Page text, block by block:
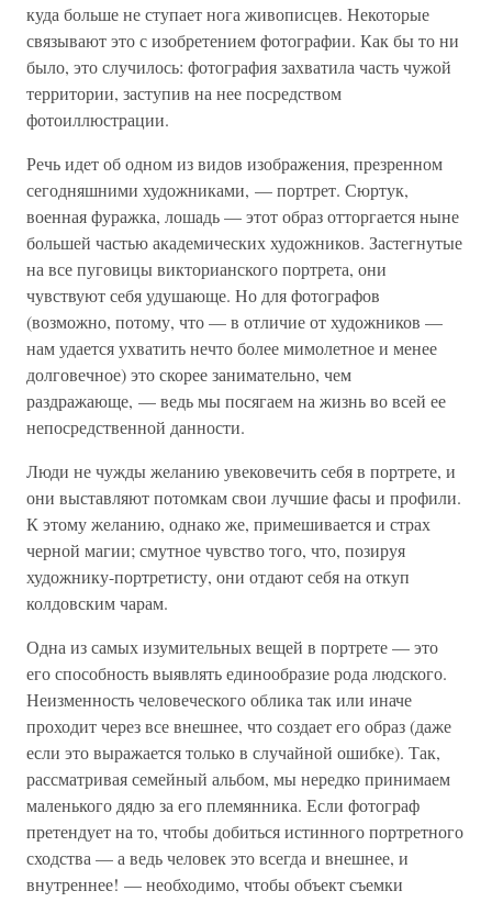
куда больше не ступает нога живописцев. Некоторые
связывают это с изобретением фотографии. Как бы то ни
было, это случилось: фотография захватила часть чужой
территории, заступив на нее посредством
фотоиллюстрации.
Речь идет об одном из видов изображения, презренном
сегодняшними художниками, — портрет. Сюртук,
военная фуражка, лошадь — этот образ отторгается ныне
большей частью академических художников. Застегнутые
на все пуговицы викторианского портрета, они
чувствуют себя удушающе. Но для фотографов
(возможно, потому, что — в отличие от художников —
нам удается ухватить нечто более мимолетное и менее
долговечное) это скорее занимательно, чем
раздражающе, — ведь мы посягаем на жизнь во всей ее
непосредственной данности.
Люди не чужды желанию увековечить себя в портрете, и
они выставляют потомкам свои лучшие фасы и профили.
К этому желанию, однако же, примешивается и страх
черной магии; смутное чувство того, что, позируя
художнику-портретисту, они отдают себя на откуп
колдовским чарам.
Одна из самых изумительных вещей в портрете — это
его способность выявлять единообразие рода людского.
Неизменность человеческого облика так или иначе
проходит через все внешнее, что создает его образ (даже
если это выражается только в случайной ошибке). Так,
рассматривая семейный альбом, мы нередко принимаем
маленького дядю за его племянника. Если фотограф
претендует на то, чтобы добиться истинного портретного
сходства — а ведь человек это всегда и внешнее, и
внутреннее! — необходимо, чтобы объект съемки